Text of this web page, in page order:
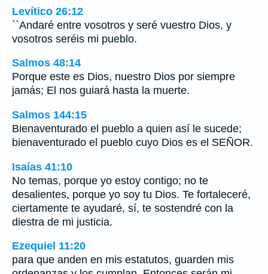
Levítico 26:12
``Andaré entre vosotros y seré vuestro Dios, y
vosotros seréis mi pueblo.
Salmos 48:14
Porque este es Dios, nuestro Dios por siempre
jamás; El nos guiará hasta la muerte.
Salmos 144:15
Bienaventurado el pueblo a quien así le sucede;
bienaventurado el pueblo cuyo Dios es el SEÑOR.
Isaías 41:10
No temas, porque yo estoy contigo; no te
desalientes, porque yo soy tu Dios. Te fortaleceré,
ciertamente te ayudaré, sí, te sostendré con la
diestra de mi justicia.
Ezequiel 11:20
para que anden en mis estatutos, guarden mis